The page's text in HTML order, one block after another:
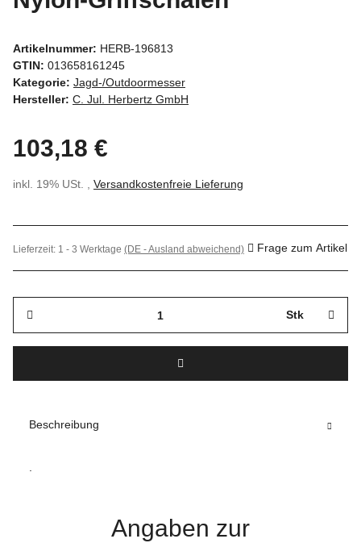
Artikelnummer: HERB-196813
GTIN: 013658161245
Kategorie: Jagd-/Outdoormesser
Hersteller: C. Jul. Herbertz GmbH
103,18 €
inkl. 19% USt. , Versandkostenfreie Lieferung
Lieferzeit: 1 - 3 Werktage (DE - Ausland abweichend) Frage zum Artikel
Stk
Beschreibung
.
Angaben zur